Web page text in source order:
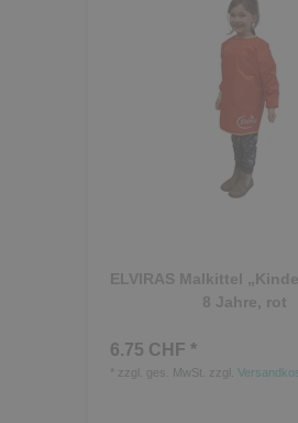
ELVIRAS Malkittel
8 Jahre, rot
6.75 CHF *
zzgl. ges. MwSt. zzgl.